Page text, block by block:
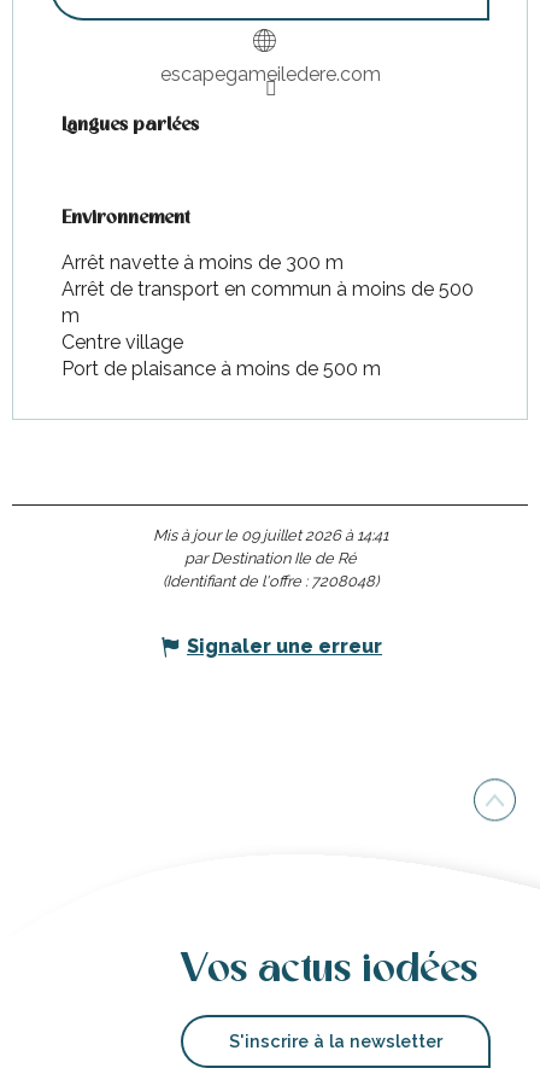
escapegameiledere.com
Langues parlées
Langues parlées
Environnement
Environnement
Arrêt navette à moins de 300 m
Arrêt de transport en commun à moins de 500
m
Centre village
Port de plaisance à moins de 500 m
Mis à jour le 09 juillet 2026 à 14:41
par Destination Ile de Ré
(Identifiant de l'offre : 7208048)
Signaler une erreur
Vos actus iodées
S'inscrire à la newsletter